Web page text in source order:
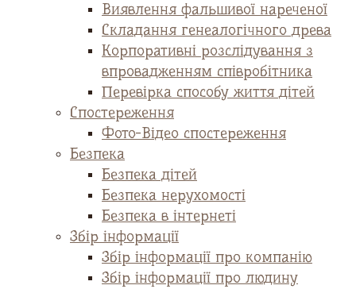
Виявлення фальшивої нареченої
Складання генеалогічного древа
Корпоративні розслідування з
впровадженням співробітника
Перевірка способу життя дітей
Спостереження
Фото-Відео спостереження
Безпека
Безпека дітей
Безпека нерухомості
Безпека в інтернеті
Збір інформації
Збір інформації про компанію
Збір інформації про людину